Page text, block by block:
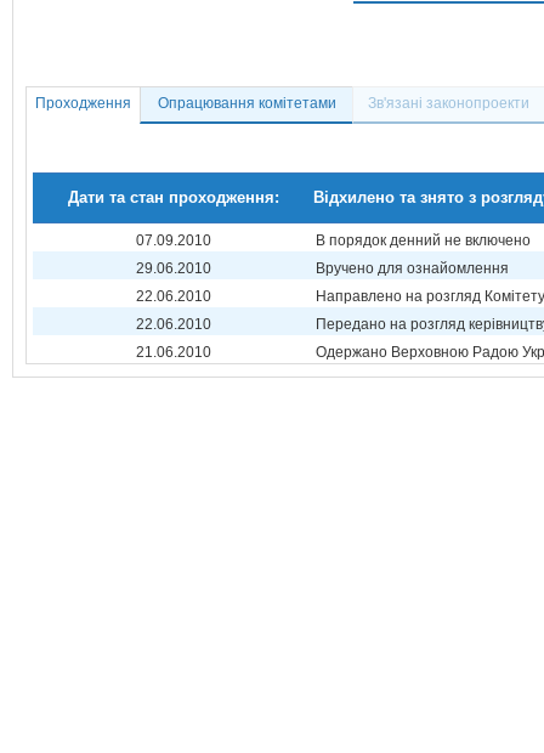
Проходження Опрацювання комітетами Зв'язані законопроекти
Дати та стан проходження: Відхилено та знято з
07.09.2010
В порядок денний не включено
29.06.2010
Вручено для ознайомлення
22.06.2010
Направлено на розгляд Комітету
22.06.2010
Передано на розгляд
21.06.2010
Одержано Верховною Радою